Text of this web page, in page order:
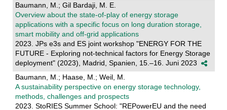
Baumann, M.; Gil Bardaji, M. E.
Overview about the state-of-play of energy storage
applications with a specific focus on long duration storage,
smart mobility and off-grid applications
2023. JPs e3s and ES joint workshop "ENERGY FOR THE
FUTURE - Exploring not-technical factors for Energy Storage
deployment" (2023), Madrid, Spanien, 15.–16. Juni 2023
Baumann, M.; Haase, M.; Weil, M.
A sustainability perspective on energy storage technology,
methods, challenges and prospects
2023. StoRIES Summer School: "REPowerEU and the need